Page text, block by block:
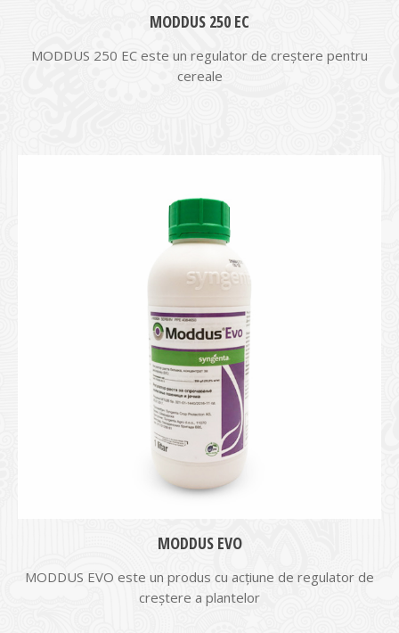
MODDUS 250 EC
MODDUS 250 EC este un regulator de creştere pentru
cereale
MODDUS EVO
MODDUS EVO este un produs cu acţiune de regulator de
creștere a plantelor